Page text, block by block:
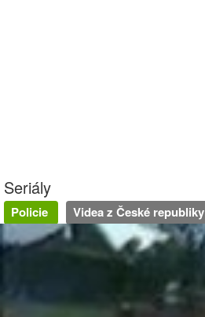
Seriály
Policie Videa z České republiky